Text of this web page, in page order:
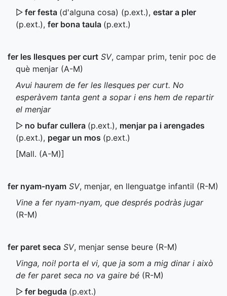
▷ fer festa (d'alguna cosa) (p.ext.), estar a pler
(p.ext.), fer bona taula (p.ext.)
fer les llesques per curt SV, campar prim, tenir poc de
què menjar (A-M)
Avui haurem de fer les llesques per curt. No
esperàvem tanta gent a sopar i ens hem de repartir
el menjar
▷ no bufar cullera (p.ext.), menjar pa i arengades
(p.ext.), pegar un mos (p.ext.)
[Mall. (A-M)]
fer nyam-nyam SV, menjar, en llenguatge infantil (R-M)
Vine a fer nyam-nyam, que després podràs jugar
(R-M)
fer paret seca SV, menjar sense beure (R-M)
Vinga, noi! porta el vi, que ja som a mig dinar i això
de fer paret seca no va gaire bé (R-M)
▷ fer beguda (p.ext.)